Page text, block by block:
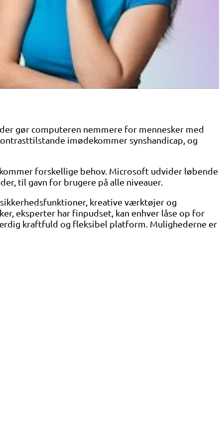
gør computeren nemmere for mennesker med
imødekommer synshandicap, og
forskellige behov. Microsoft udvider løbende
til gavn for brugere på alle niveauer.
kreative værktøjer og
eksperter har finpudset, kan enhver låse op for
kraftfuld og fleksibel platform. Mulighederne er